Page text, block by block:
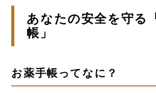
あなたの安全を守る
帳」
お薬手帳ってなに？